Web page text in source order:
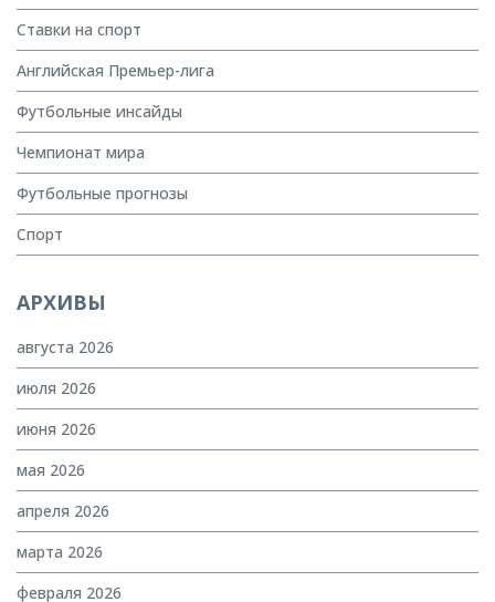
Ставки на спорт
Английская Премьер-лига
Футбольные инсайды
Чемпионат мира
Футбольные прогнозы
Спорт
АРХИВЫ
августа 2026
июля 2026
июня 2026
мая 2026
апреля 2026
марта 2026
февраля 2026